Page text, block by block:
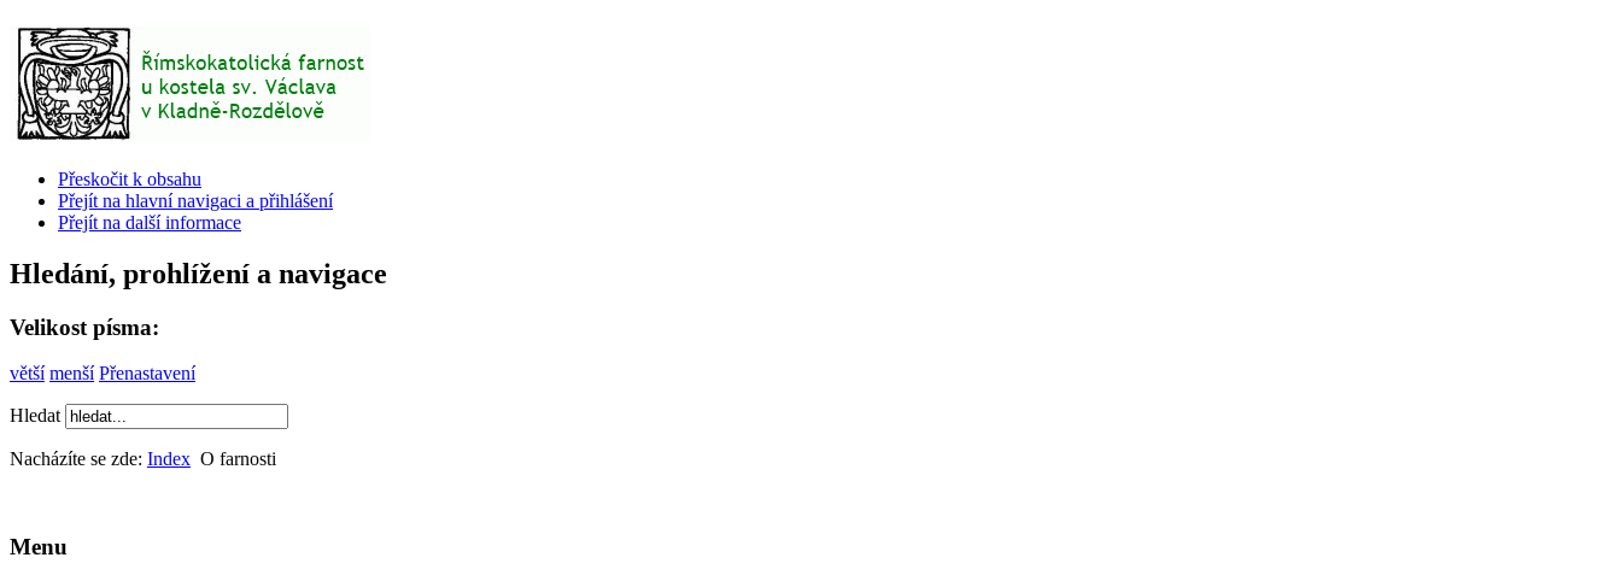
Přeskočit k obsahu
Přejít na hlavní navigaci a přihlášení
Přejít na další informace
Hledání, prohlížení a navigace
Velikost písma:
větší menší Přenastavení
Hledat
Nacházíte se zde: Index O farnosti
Menu